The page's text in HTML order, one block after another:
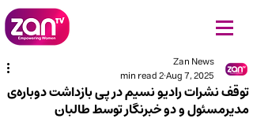
توقف نشرات رادیو نسیم در پی بازداشت دوباره‌ی
مدیرمسئول و دو خبرنگار توسط طالبان
Zan News
Aug 7, 2025
2 min read